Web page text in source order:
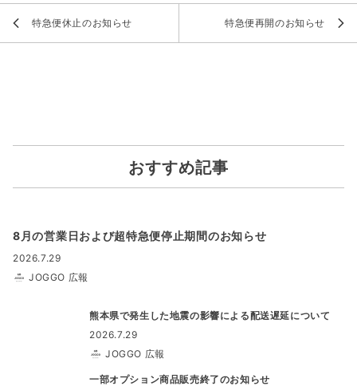
特急便休止のお知らせ 特急便再開のお知らせ
おすすめ記事
8月の営業日および超特急便停止期間のお知らせ
2026.7.29
JOGGO 広報
熊本県で発生した地震の影響による配送遅延について
2026.7.29
JOGGO 広報
一部オプション商品販売終了のお知らせ